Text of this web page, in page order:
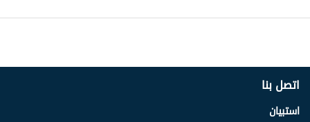
اتصل بنا
استبيان